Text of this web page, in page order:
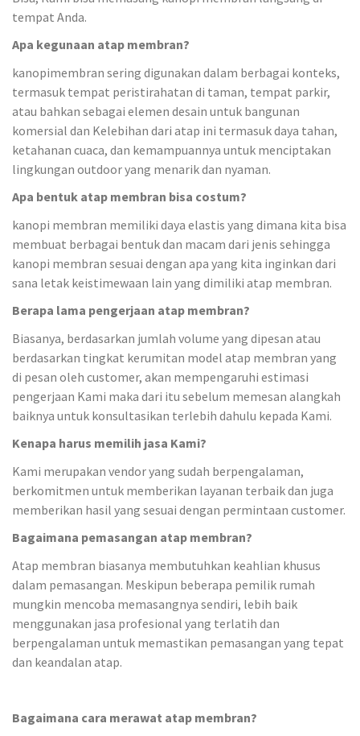
tempat Anda.
Apa kegunaan atap membran?
kanopimembran sering digunakan dalam berbagai konteks,
termasuk tempat peristirahatan di taman, tempat parkir,
atau bahkan sebagai elemen desain untuk bangunan
komersial dan Kelebihan dari atap ini termasuk daya tahan,
ketahanan cuaca, dan kemampuannya untuk menciptakan
lingkungan outdoor yang menarik dan nyaman.
Apa bentuk atap membran bisa costum?
kanopi membran memiliki daya elastis yang dimana kita bisa
membuat berbagai bentuk dan macam dari jenis sehingga
kanopi membran sesuai dengan apa yang kita inginkan dari
sana letak keistimewaan lain yang dimiliki atap membran.
Berapa lama pengerjaan atap membran?
Biasanya, berdasarkan jumlah volume yang dipesan atau
berdasarkan tingkat kerumitan model atap membran yang
di pesan oleh customer, akan mempengaruhi estimasi
pengerjaan Kami maka dari itu sebelum memesan alangkah
baiknya untuk konsultasikan terlebih dahulu kepada Kami.
Kenapa harus memilih jasa Kami?
Kami merupakan vendor yang sudah berpengalaman,
berkomitmen untuk memberikan layanan terbaik dan juga
memberikan hasil yang sesuai dengan permintaan customer.
Bagaimana pemasangan atap membran?
Atap membran biasanya membutuhkan keahlian khusus
dalam pemasangan. Meskipun beberapa pemilik rumah
mungkin mencoba memasangnya sendiri, lebih baik
menggunakan jasa profesional yang terlatih dan
berpengalaman untuk memastikan pemasangan yang tepat
dan keandalan atap.
Bagaimana cara merawat atap membran?